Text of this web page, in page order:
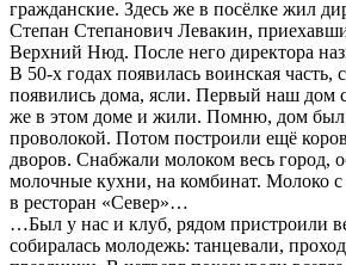
гражданские. Здесь же в посёлке жил
Степан Степанович Левакин,
Верхний Нюд. После него директора
В 50-х годах появилась воинская часть,
появились дома, ясли. Первый наш дом
же в этом доме и жили. Помню, дом был
проволокой. Потом построили ещё
дворов. Снабжали молоком весь город,
молочные кухни, на комбинат. Молоко
в ресторан «Север»…
…Был у нас и клуб, рядом пристроили
собиралась молодежь: танцевали,